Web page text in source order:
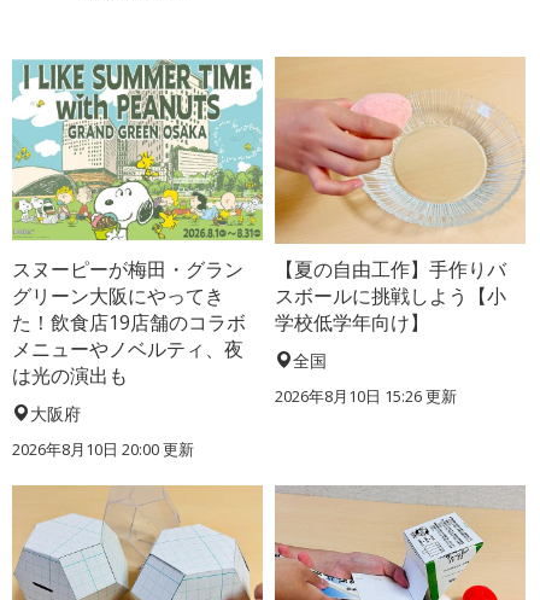
スヌーピーが梅田・グラン
グリーン大阪にやってき
た！飲食店19店舗のコラボ
メニューやノベルティ、夜
は光の演出も
大阪府
2026年8月10日 20:00更新
【夏の自由工作】手作りバ
スボールに挑戦しよう【小
学校低学年向け】
全国
2026年8月10日 15:26更新